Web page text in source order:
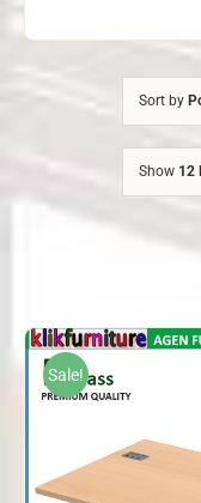
Sort by
Show 12
Sale!